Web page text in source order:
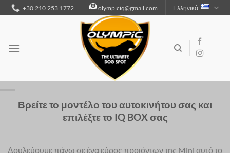
Μετάβαση
στο
+30 210 253 1772 olympiciq@gmail.com Ελληνικά
Βρείτε το μοντέλο του αυτοκινήτου σας και
επιλέξτε το IQ BOX σας
Δουλεύουμε πάνω σε ένα εύρος προιόντων της Mini αυτό το